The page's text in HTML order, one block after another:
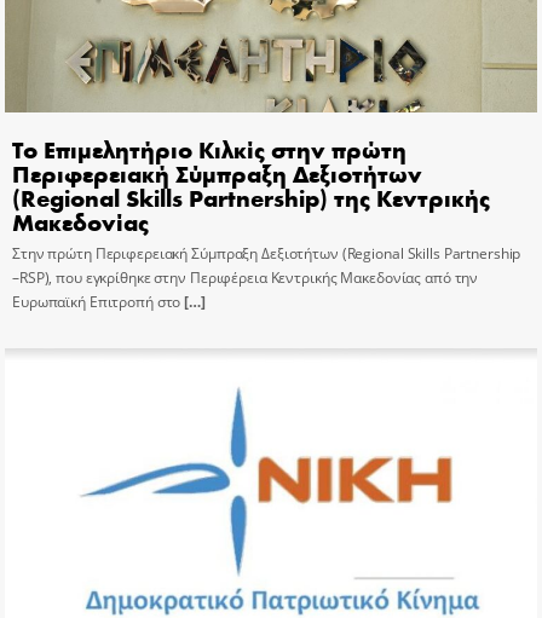
Το Επιμελητήριο Κιλκίς στην πρώτη
Περιφερειακή Σύμπραξη Δεξιοτήτων
(Regional Skills Partnership) της Κεντρικής
Μακεδονίας
Στην πρώτη Περιφερειακή Σύμπραξη Δεξιοτήτων (Regional Skills Partnership
–RSP), που εγκρίθηκε στην Περιφέρεια Κεντρικής Μακεδονίας από την
Ευρωπαϊκή Επιτροπή στο[…]